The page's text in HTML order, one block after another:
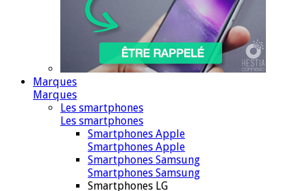
Marques
Marques
Les smartphones
Les smartphones
Smartphones Apple
Smartphones Apple
Smartphones Samsung
Smartphones Samsung
Smartphones LG